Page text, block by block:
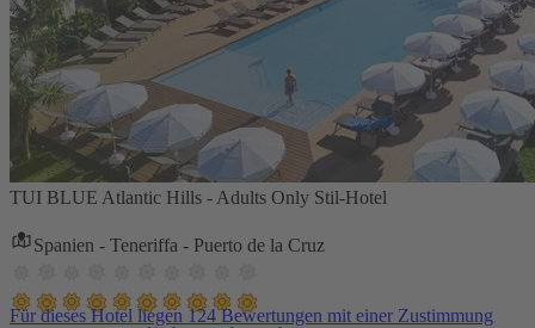
TUI BLUE Atlantic Hills - Adults Only Stil-Hotel
Spanien - Teneriffa - Puerto de la Cruz
Für dieses Hotel liegen 124 Bewertungen mit einer Zustimmung